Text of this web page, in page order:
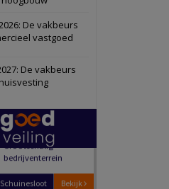
De vakbeurs
vastgoed
De vakbeurs
Schiedam
Attractiepark
Bekijk
Oranje
bedrijventerrein
Schuinesloot
Binnenvaartschip